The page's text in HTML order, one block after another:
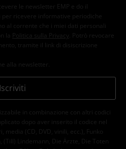
le newsletter EMP e do il
per ricevere informative periodiche
al corrente che i miei dati personali
la
Politica sulla Privacy
. Potrò revocare
tramite il link di disiscrizione
alla newsletter.
Iscriviti
in combinazione con altri codici
dopo aver inserito il codice nel
media (CD, DVD, vinili, ecc.), Funko
(Till) Lindemann, Die Ärzte, Die Toten